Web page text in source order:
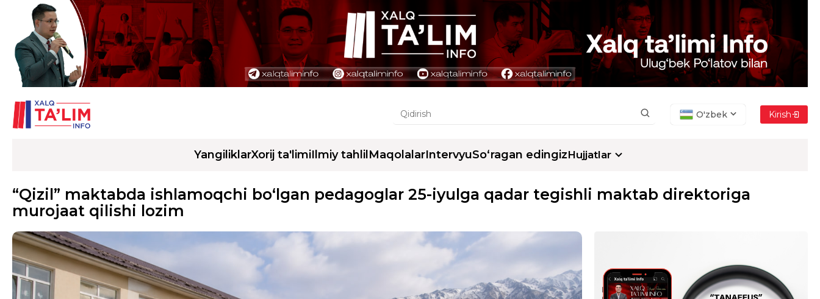
O'zbek Kirish
YangiliklarXorij ta'limiIlmiy tahlil MaqolalarIntervyuSo‘ragan edingizHujjatlar
“Qizil” maktabda ishlamoqchi bo‘lgan pedagoglar 25-iyulga qadar tegishli maktab direktoriga
murojaat qilishi lozim